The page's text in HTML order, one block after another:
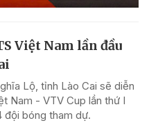
Việt Nam lần đầu
Lộ, tỉnh Lào Cai sẽ diễn
Nam - VTV Cup lần thứ I
đội bóng tham dự.